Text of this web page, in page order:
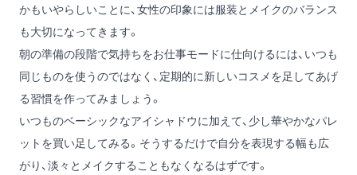
かもいやらしいことに、女性の印象には服装とメイクのバランス
も大切になってきます。
朝の準備の段階で気持ちをお仕事モードに仕向けるには、いつも
同じものを使うのではなく、定期的に新しいコスメを足してあげ
る習慣を作ってみましょう。
いつものベーシックなアイシャドウに加えて、少し華やかなパレ
ットを買い足してみる。そうするだけで自分を表現する幅も広
がり、淡々とメイクすることもなくなるはずです。